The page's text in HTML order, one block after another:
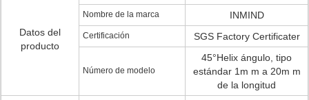
Datos del
producto
Nombre de la marca INMIND
Certificación SGS Factory Certificater
Número de modelo
45°Helix ángulo, tipo
estándar 1m m a 20m m
de la longitud